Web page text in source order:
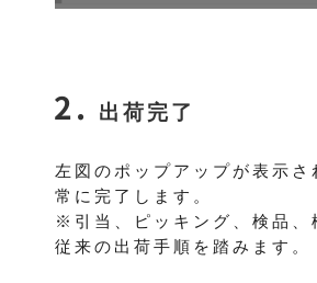
出荷完了
左図のポップアップが表示さ
常に完了します。
※引当、ピッキング、検品、
従来の出荷手順を踏みます。